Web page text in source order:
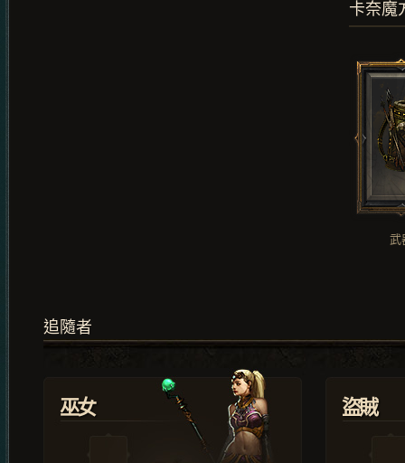
卡奈魔
武
追隨者
巫女 盜賊